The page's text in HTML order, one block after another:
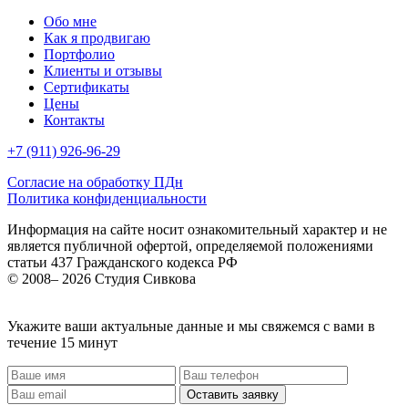
Обо мне
Как я продвигаю
Портфолио
Клиенты и отзывы
Сертификаты
Цены
Контакты
+7 (911) 926-96-29
Согласие на обработку ПДн
Политика конфиденциальности
Информация на сайте носит ознакомительный характер и не
является публичной офертой, определяемой положениями
статьи 437 Гражданского кодекса РФ
© 2008– 2026 Студия Сивкова
Укажите ваши актуальные данные и мы свяжемся с вами в
течение 15 минут